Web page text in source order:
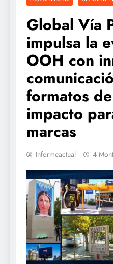
Global Vía
impulsa la
OOH con
formatos
impacto
marcas
Informeactual 4